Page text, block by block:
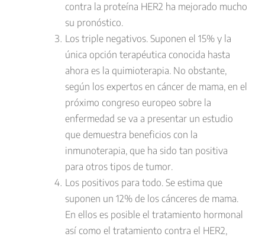
contra la proteína HER2 ha mejorado mucho
su pronóstico.
Los triple negativos. Suponen el 15% y la
única opción terapéutica conocida hasta
ahora es la quimioterapia. No obstante,
según los expertos en cáncer de mama, en el
próximo congreso europeo sobre la
enfermedad se va a presentar un estudio
que demuestra beneficios con la
inmunoterapia, que ha sido tan positiva
para otros tipos de tumor.
Los positivos para todo. Se estima que
suponen un 12% de los cánceres de mama.
En ellos es posible el tratamiento hormonal
así como el tratamiento contra el HER2,